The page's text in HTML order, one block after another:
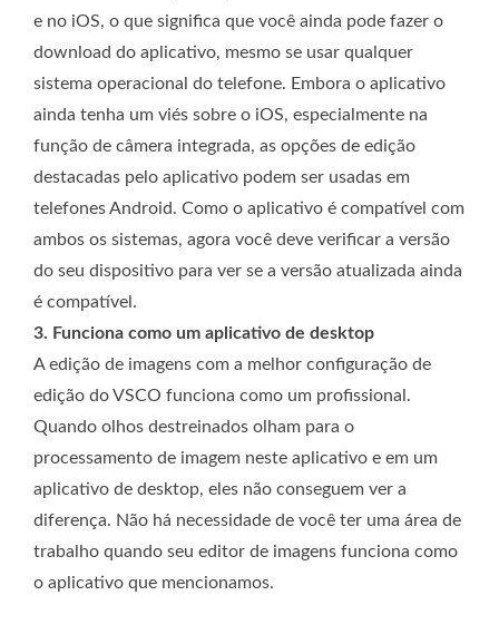
e no iOS, o que significa que você ainda pode fazer o
download do aplicativo, mesmo se usar qualquer
sistema operacional do telefone. Embora o aplicativo
ainda tenha um viés sobre o iOS, especialmente na
função de câmera integrada, as opções de edição
destacadas pelo aplicativo podem ser usadas em
telefones Android. Como o aplicativo é compatível com
ambos os sistemas, agora você deve verificar a versão
do seu dispositivo para ver se a versão atualizada ainda
é compatível.
3. Funciona como um aplicativo de desktop
A edição de imagens com a melhor configuração de
edição do VSCO funciona como um profissional.
Quando olhos destreinados olham para o
processamento de imagem neste aplicativo e em um
aplicativo de desktop, eles não conseguem ver a
diferença. Não há necessidade de você ter uma área de
trabalho quando seu editor de imagens funciona como
o aplicativo que mencionamos.